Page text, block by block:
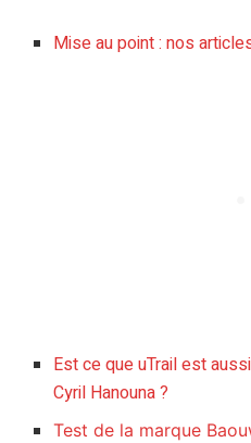
Mise au point : nos
Est ce que uTrail est
Cyril Hanouna ?
Test de la marque